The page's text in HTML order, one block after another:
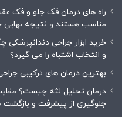
مناسب هستند و نتیجه نهایی
خرید ابزار جراحی
و انتخاب اشتباه را می گیرد؟
بهترین درمان های ترکیبی
درمان تحلیل لثه چیست؟
جلوگیری از پیشرفت و